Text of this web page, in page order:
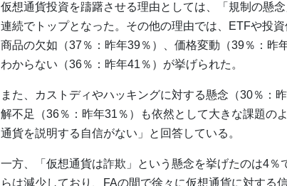
仮想通貨投資を躊躇させる理由としては、「規制の懸
連続でトップとなった。その他の理由では、ETFや投
商品の欠如（37％：昨年39％）、価格変動（39％：昨
わからない（36％：昨年41％）が挙げられた。
また、カストディやハッキングに対する懸念（30％：
解不足（36％：昨年31％）も依然として大きな課題の
通貨を説明する自信がない」と回答している。
一方、「仮想通貨は詐欺」という懸念を挙げたのは4％
らは減少しており、FAの間で徐々に仮想通貨に対する